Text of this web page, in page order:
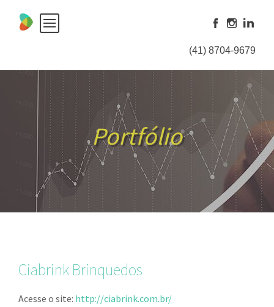
content
(41) 8704-9679
Portfólio
Ciabrink Brinquedos
Acesse o site: http://ciabrink.com.br/